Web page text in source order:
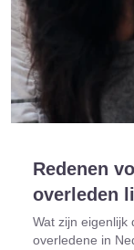
Redenen
overleden
Wat zijn eigenlijk
overledene in